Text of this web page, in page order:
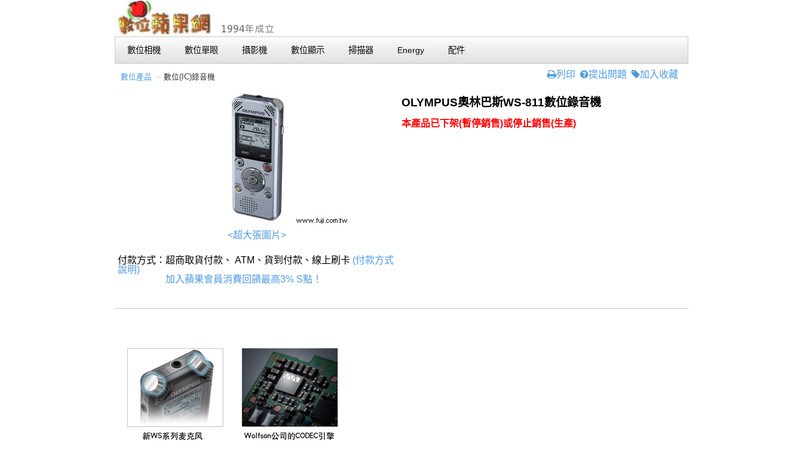
數位相機 數位單眼 攝影機 數位顯示 掃描器 Energy 配件
數位產品 數位(IC)錄音機
<超大張圖片>
付款方式：超商取貨付款、 ATM、貨到付款、線上刷卡 (付款方式
說明)
加入蘋果會員消費回饋最高3% S點！
列印 提出問題 加入收藏
OLYMPUS奧林巴斯WS-811數位錄音機
本產品已下架(暫停銷售)或停止銷售(生產)